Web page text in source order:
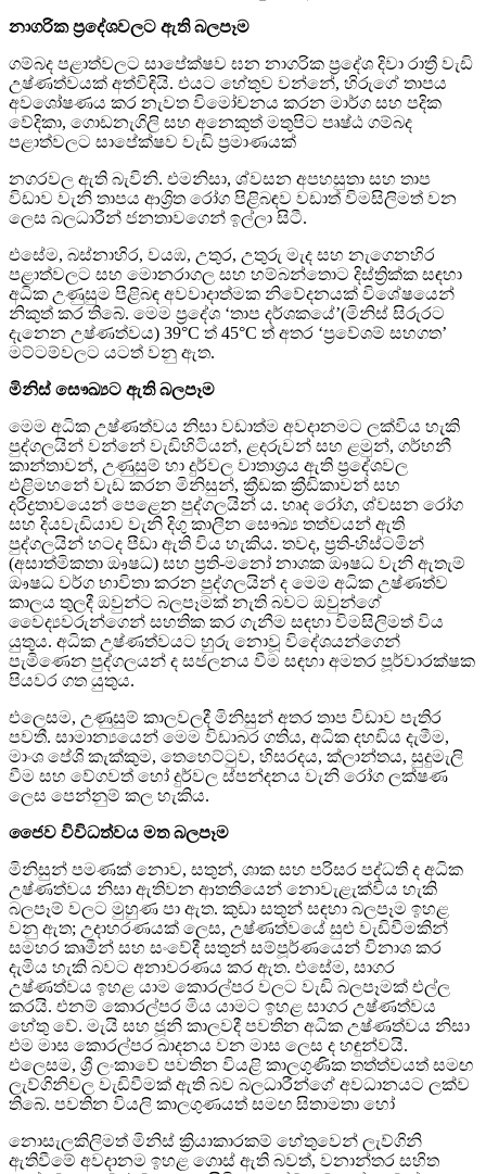
නාගරික ප්‍රදේශවලට ඇති බලපෑම
ගම්බද පළාත්වලට සාපේක්ෂව ඝන නාගරික ප්‍රදේශ දිවා රාත්‍රී වැඩි
උෂ්ණත්වයක් අත්විඳියි. එයට හේතුව වන්නේ, හිරුගේ තාපය
අවශෝෂණය කර නැවත විමෝචනය කරන මාර්ග සහ පදික
වේදිකා, ගොඩනැගිලි සහ අනෙකුත් මතුපිට පෘෂ්ඨ ගම්බද
පළාත්වලට සාපේක්ෂව වැඩි ප්‍රමාණයක්
නගරවල ඇති බැවිනි. එමනිසා, ශ්වසන අපහසුතා සහ තාප
විඩාව වැනි තාපය ආශ්‍රිත රෝග පිළිබඳව වඩාත් විමසිලිමත් වන
ලෙස බලධාරීන් ජනතාවගෙන් ඉල්ලා සිටී.
එසේම, බස්නාහිර, වයඹ, උතුර, උතුරු මැද සහ නැගෙනහිර
පළාත්වලට සහ මොනරාගල සහ හම්බන්තොට දිස්ත්‍රික්ක සඳහා
අධික උණුසුම පිළිබඳ අවවාදාත්මක නිවේදනයක් විශේෂයෙන්
නිකුත් කර තිබේ. මෙම ප්‍රදේශ ‘තාප දර්ශකයේ’(මිනිස් සිරුරට
දැනෙන උෂ්ණත්වය) 39°C ත් 45°C ත් අතර ‘ප්‍රවේශම් සහගත’
මට්ටම්වලට යටත් වනු ඇත.
මිනිස් සෞඛ්‍යට ඇති බලපෑම
මෙම අධික උෂ්ණත්වය නිසා වඩාත්ම අවදානමට ලක්විය හැකි
පුද්ගලයින් වන්නේ වැඩිහිටියන්, ළදරුවන් සහ ළමුන්, ගර්භනී
කාන්තාවන්, උණුසුම් හා දුර්වල වාතාශ්‍රය ඇති ප්‍රදේශවල
එළිමහනේ වැඩ කරන මිනිසුන්, ක්‍රීඩක ක්‍රීඩිකාවන් සහ
දරිද්‍රතාවයෙන් පෙළෙන පුද්ගලයින් ය. හෘද රෝග, ශ්වසන රෝග
සහ දියවැඩියාව වැනි දිගු කාලීන සෞඛ්‍ය තත්වයන් ඇති
පුද්ගලයින් හටද පීඩා ඇති විය හැකිය. තවද, ප්‍රති-හිස්ටමින්
(අසාත්මිකතා ඖෂධ) සහ ප්‍රති-මනෝ නාශක ඖෂධ වැනි ඇතැම්
ඖෂධ වර්ග භාවිතා කරන පුද්ගලයින් ද මෙම අධික උෂ්ණත්ව
කාලය තුලදී ඔවුන්ට බලපෑමක් නැති බවට ඔවුන්ගේ
වෛද්‍යවරුන්ගෙන් සහතික කර ගැනීම සඳහා විමසිලිමත් විය
යුතුය. අධික උෂ්ණත්වයට හුරු නොවූ විදේශයන්ගෙන්
පැමිණෙන පුද්ගලයන් ද සජලනය වීම සඳහා අමතර පූර්වාරක්ෂක
පියවර ගත යුතුය.
එලෙසම, උණුසුම් කාලවලදී මිනිසුන් අතර තාප විඩාව පැතිර
පවතී. සාමාන්‍යයෙන් මෙම විඩාබර ගතිය, අධික දහඩිය දැමීම,
මාංශ පේශි කැක්කුම, තෙහෙට්ටුව, හිසරදය, ක්ලාන්තය, සුදුමැලි
වීම සහ වේගවත් හෝ දුර්වල ස්පන්දනය වැනි රෝග ලක්ෂණ
ලෙස පෙන්නුම් කල හැකිය.
ජෛව විවිධත්වය මත බලපෑම
මිනිසුන් පමණක් නොව, සතුන්, ශාක සහ පරිසර පද්ධති ද අධික
උෂ්ණත්වය නිසා ඇතිවන ආතතියෙන් නොවැළැක්විය හැකි
බලපෑම් වලට මුහුණ පා ඇත. කුඩා සතුන් සඳහා බලපෑම ඉහළ
වනු ඇත; උදාහරණයක් ලෙස, උෂ්ණත්වයේ සුළු වැඩිවීමකින්
සමහර කෘමීන් සහ සංවේදී සතුන් සම්පූර්ණයෙන් විනාශ කර
දැමිය හැකි බවට අනාවරණය කර ඇත. එසේම, සාගර
උෂ්ණත්වය ඉහළ යාම කොරල්පර වලට වැඩි බලපෑමක් එල්ල
කරයි. එනම් කොරල්පර මිය යාමට ඉහළ සාගර උෂ්ණත්වය
හේතු වේ. මැයි සහ ජූනි කාලවදී පවතින අධික උෂ්ණත්වය නිසා
එම මාස කොරල්පර ඛාදනය වන මාස ලෙස ද හඳුන්වයි.
එලෙසම, ශ්‍රී ලංකාවේ පවතින වියළි කාලගුණික තත්ත්වයත් සමඟ
ලැව්ගිනිවල වැඩිවීමක් ඇති බව බලධාරීන්ගේ අවධානයට ලක්ව
තිබේ. පවතින වියලි කාලගුණයත් සමඟ සිතාමතා හෝ
නොසැලකිලිමත් මිනිස් ක්‍රියාකාරකම් හේතුවෙන් ලැව්ගිනි
ඇතිවීමේ අවදානම ඉහළ ගොස් ඇති බවත්, වනාන්තර සහිත